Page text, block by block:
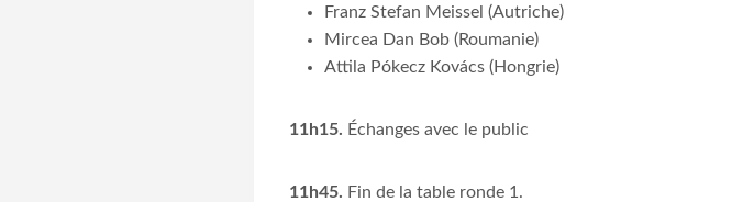
Franz Stefan Meissel (Autriche)
Mircea Dan Bob (Roumanie)
Attila Pókecz Kovács (Hongrie)
11h15. Échanges avec le public
11h45. Fin de la table ronde 1.